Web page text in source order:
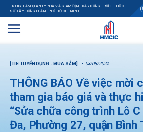
TRUNG TÂM QUẢN LÝ NHÀ VÀ GIÁM ĐỊNH XÂY DỰNG TRỰC THUỘC
SỞ XÂY DỰNG THÀNH PHỐ HỒ CHÍ MINH
[TIN TUYỂN DỤNG - MUA SẮM] 08/08/2024
THÔNG BÁO Về việc mời
tham gia báo giá và thực
“Sửa chữa công trình Lô
Đa, Phường 27, quận Bình